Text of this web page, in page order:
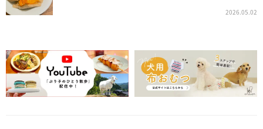
2026.05.02